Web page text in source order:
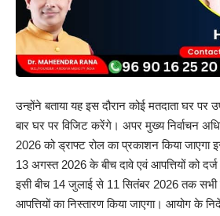
उन्होंने बताया यह इस दौरान कोई मतदाता घर पर
बार घर पर विजिट करेंगे। अपर मुख्य निर्वाचन
2026 को ड्राफ्ट रोल का प्रकाशन किया
13 अगस्त 2026 के बीच दावे एवं आपत्तियों को
इसी बीच 14 जुलाई से 11 सितंबर 2026 तक सभी
आपत्तियों का निस्तारण किया जाएगा। आयोग के